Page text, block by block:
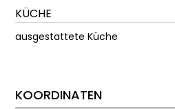
KÜCHE
ausgestattete Küche
KOORDINATEN